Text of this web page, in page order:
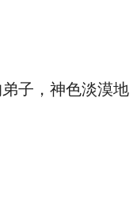
子，神色淡漠地